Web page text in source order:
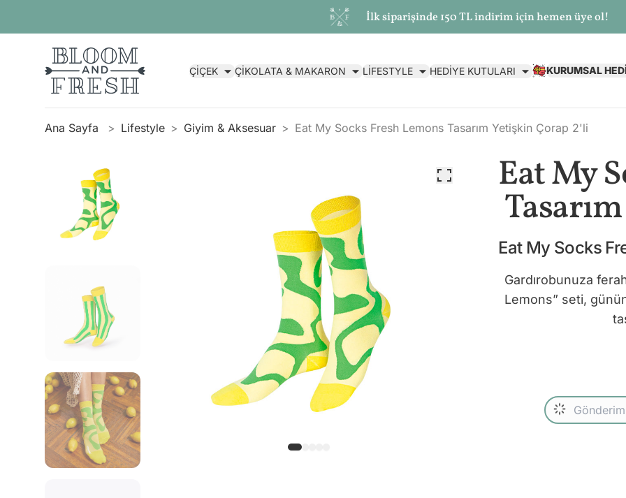
İlk siparişinde 150 TL indirim için hemen üye ol!
ÇİÇEK ÇİKOLATA & MAKARON LİFESTYLE HEDİYE KUTULARI KURUMSAL
Ana Sayfa Lifestyle Giyim & Aksesuar Eat My Socks Fresh Lemons Tasarım Yetişkin Çorap 2'li
Eat My
Eat My Socks
Gardırobunuza
Lemons” seti,